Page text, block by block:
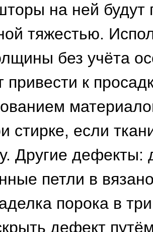
на ней будут
тяжестью.
без учёта
привести к
стирке, если
Другие
петли в
порока в
дефект